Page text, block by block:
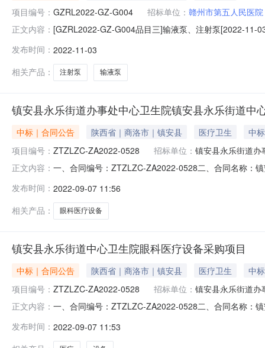
项目编号： GZRL2022-GZ-G004 招标单位： 赣州市第五人民医院
正文内容： [GZRL2022-GZ-G004品目三]输液泵、注射泵[2022-11-
（乙方）：江西可敬贸易有限公司地址：江西省吉安市
发布时间： 2022-11-03
相关产品：
注射泵 输液泵
镇安县永乐街道办事处中心卫生院镇安县永乐街道
中标｜合同公告 陕西省｜商洛市｜镇安县 医疗卫生
中
项目编号： ZTZLZC-ZA2022-0528 招标单位： 镇安县永乐街道办
正文内容： 一、合同编号：ZTZLZC-ZA2022-0528二、合同名称：
限公司地址：江西省吉安市吉州区城南专业市场钓源大
发布时间： 2022-09-07 11:56
相关产品：
眼科医疗设备
镇安县永乐街道中心卫生院眼科医疗设备采购项目
中标｜合同公告 陕西省｜商洛市｜镇安县 医疗卫生
中
项目编号： ZTZLZC-ZA2022-0528 招标单位： 镇安县永乐街道办
正文内容： 一、合同编号：ZTZLZC-ZA2022-0528二、合同名称：
易有限公司地址：江西省吉安市吉州区城南专业市场钓
发布时间： 2022-09-07 11:53